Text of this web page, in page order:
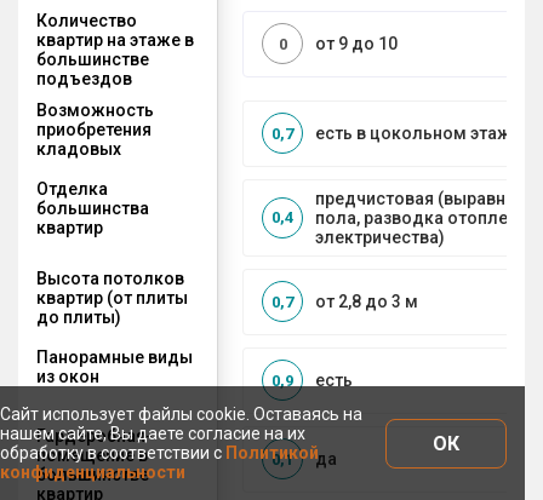
Количество
квартир на этаже в
большинстве
подъездов
от 9 до 10
0
Возможность
приобретения
кладовых
есть в цокольном этаже
0,7
Отделка
большинства
квартир
предчистовая
пола, разводка отопления
электричества)
0,4
Высота потолков
квартир (от плиты
до плиты)
от 2,8 до 3 м
0,7
Панорамные виды
из окон
есть
0,9
Гардеробная-
помещение в
большинстве
квартир
да
0,1
Сайт использует файлы cookie. Оставаясь на
нашем сайте, Вы даете согласие на их
обработку в соответствии с Политикой
конфиденциальности
ОК